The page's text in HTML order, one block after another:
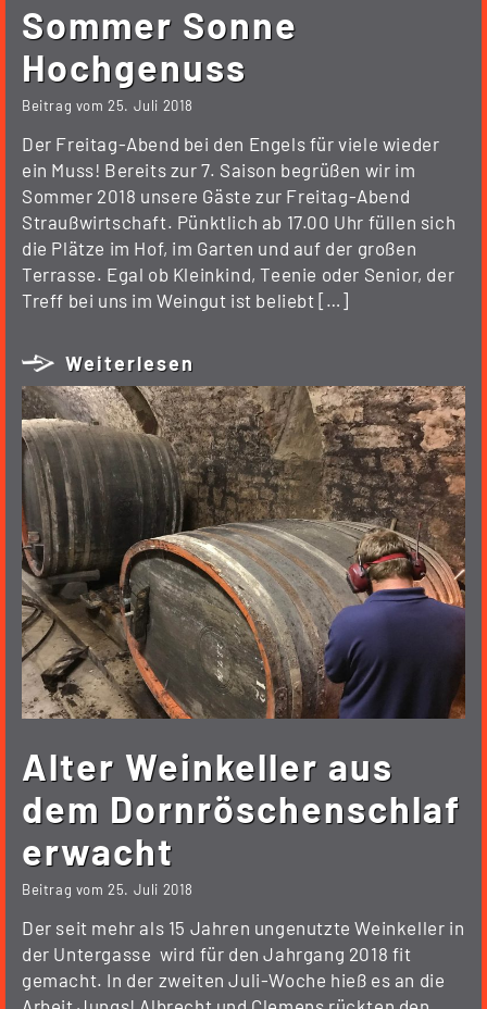
Sommer Sonne
Hochgenuss
Beitrag vom25. Juli 2018
Der Freitag-Abend bei den Engels für viele wieder
ein Muss! Bereits zur 7. Saison begrüßen wir im
Sommer 2018 unsere Gäste zur Freitag-Abend
Straußwirtschaft. Pünktlich ab 17.00 Uhr füllen sich
die Plätze im Hof, im Garten und auf der großen
Terrasse. Egal ob Kleinkind, Teenie oder Senior, der
Treff bei uns im Weingut ist beliebt […]
Weiterlesen
Alter Weinkeller aus
dem Dornröschenschlaf
erwacht
Beitrag vom25. Juli 2018
Der seit mehr als 15 Jahren ungenutzte Weinkeller in
der Untergasse wird für den Jahrgang 2018 fit
gemacht. In der zweiten Juli-Woche hieß es an die